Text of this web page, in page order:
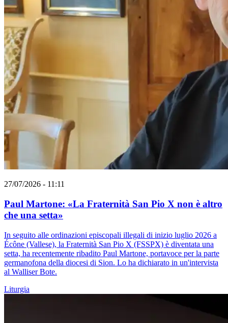
27/07/2026 - 11:11
Paul Martone: «La Fraternità San Pio X non è altro
che una setta»
In seguito alle ordinazioni episcopali illegali di inizio luglio 2026 a
Écône (Vallese), la Fraternità San Pio X (FSSPX) è diventata una
setta, ha recentemente ribadito Paul Martone, portavoce per la parte
germanofona della diocesi di Sion. Lo ha dichiarato in un'intervista
al Walliser Bote.
Liturgia